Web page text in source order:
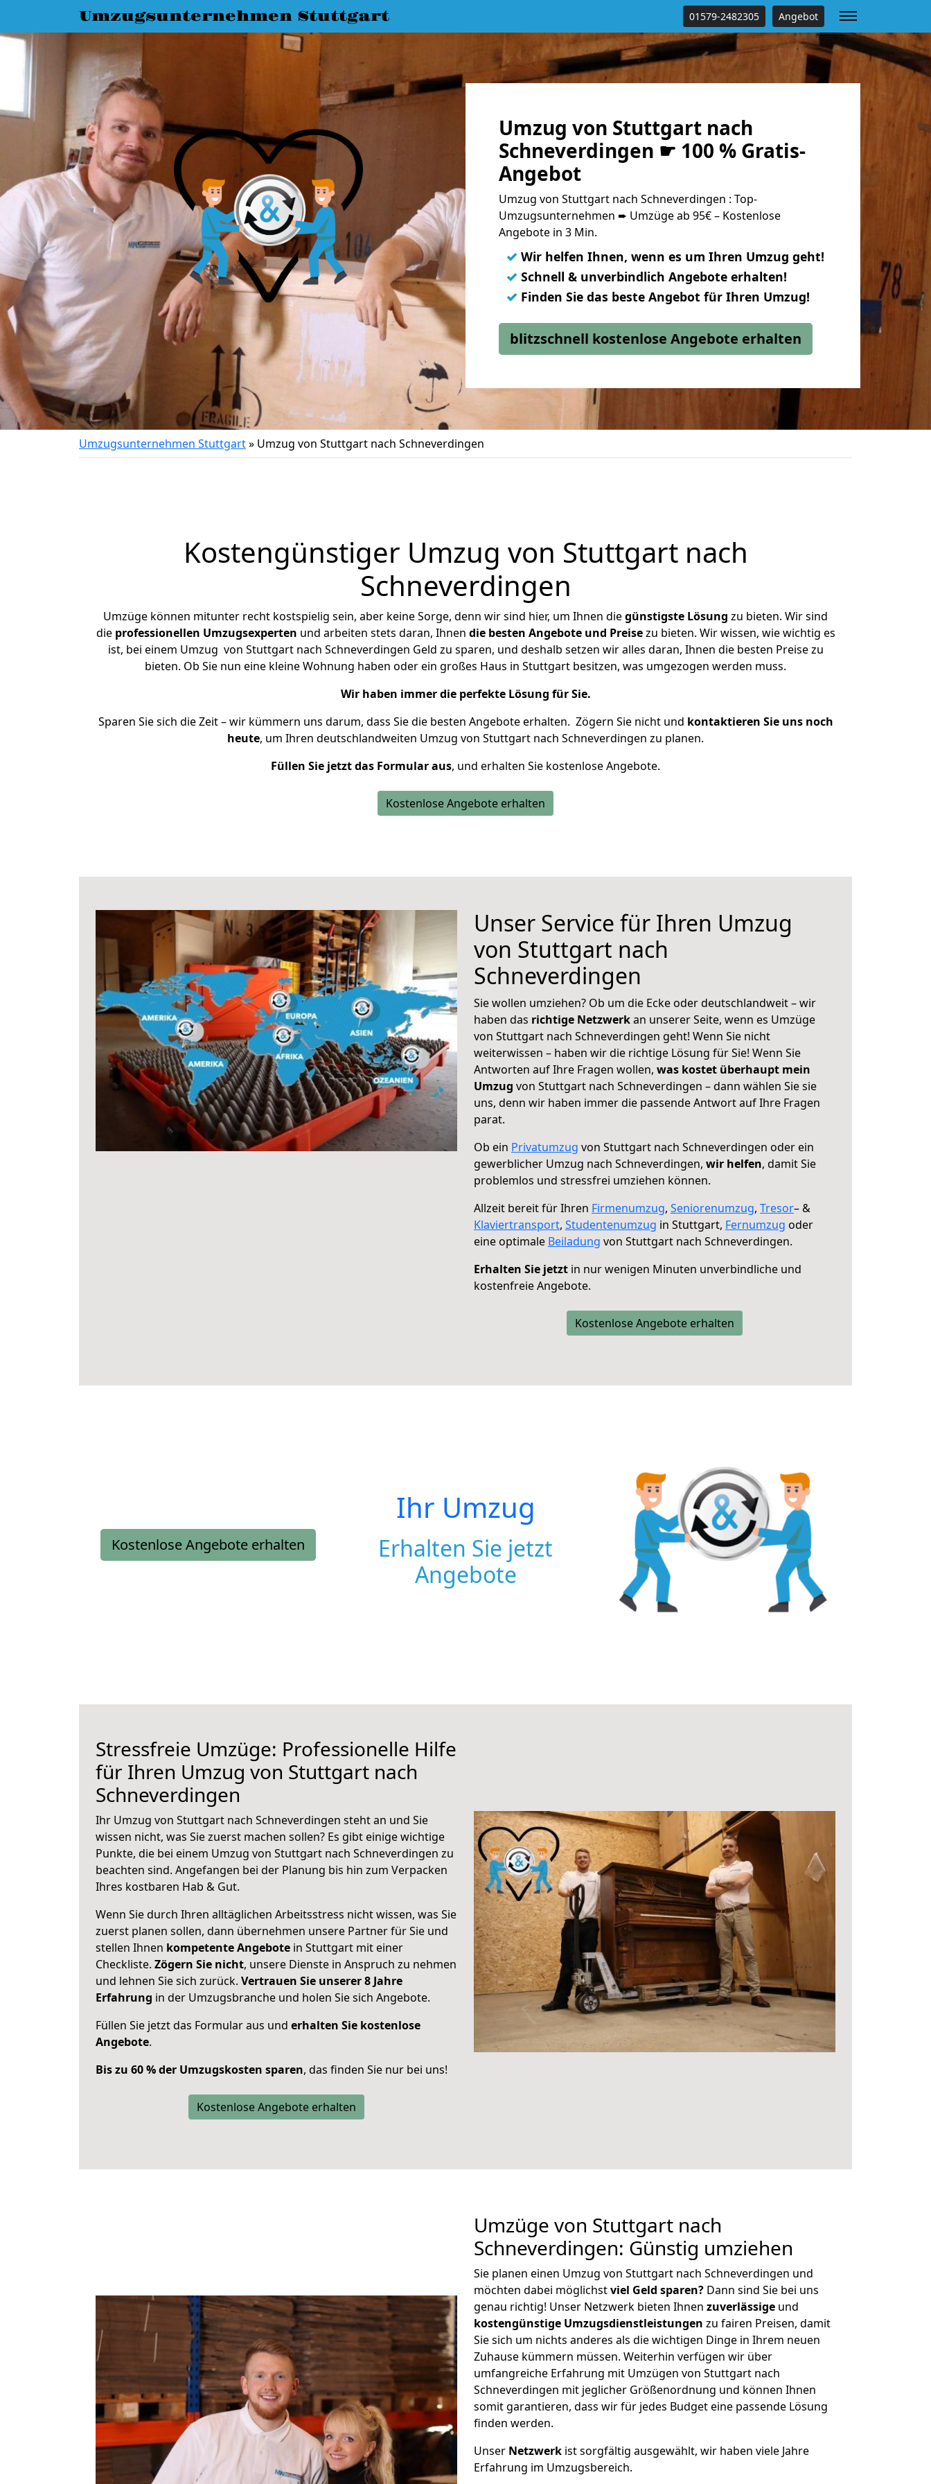
Umzugsunternehmen Stuttgart 01579-2482305 Angebot
Umzug von Stuttgart nach
Schneverdingen ☛ 100 % Gratis-
Angebot
Umzug von Stuttgart nach Schneverdingen : Top-
Umzugsunternehmen ➨ Umzüge ab 95€ – Kostenlose
Angebote in 3 Min.
✓ Wir helfen Ihnen, wenn es um Ihren Umzug geht!
✓ Schnell & unverbindlich Angebote erhalten!
✓ Finden Sie das beste Angebot für Ihren Umzug!
blitzschnell kostenlose Angebote erhalten
Umzugsunternehmen Stuttgart» Umzug von Stuttgart nach Schneverdingen
Kostengünstiger Umzug von Stuttgart nach
Schneverdingen
Umzüge können mitunter recht kostspielig sein, aber keine Sorge, denn wir sind hier, um Ihnen diegünstigste Lösung zu bieten. Wir sind
die professionellen Umzugsexperten und arbeiten stets daran, Ihnen die besten Angebote und Preisezu bieten. Wir wissen, wie wichtig es
ist, bei einem Umzug von Stuttgart nach Schneverdingen Geld zu sparen, und deshalb setzen wir alles daran, Ihnen die besten Preise zu
bieten. Ob Sie nun eine kleine Wohnung haben oder ein großes Haus in Stuttgart besitzen, was umgezogen werden muss.
Wir haben immer die perfekte Lösung für Sie.
Sparen Sie sich die Zeit – wir kümmern uns darum, dass Sie die besten Angebote erhalten. Zögern Sie nicht und kontaktieren Sie uns noch
heute, um Ihren deutschlandweiten Umzug von Stuttgart nach Schneverdingen zu planen.
Füllen Sie jetzt das Formular aus, und erhalten Sie kostenlose Angebote.
Kostenlose Angebote erhalten
Unser Service für Ihren Umzug
von Stuttgart nach
Schneverdingen
Sie wollen umziehen? Ob um die Ecke oder deutschlandweit – wir
haben das richtige Netzwerkan unserer Seite, wenn es Umzüge
von Stuttgart nach Schneverdingen geht! Wenn Sie nicht
weiterwissen – haben wir die richtige Lösung für Sie! Wenn Sie
Antworten auf Ihre Fragen wollen, was kostet überhaupt mein
Umzug von Stuttgart nach Schneverdingen – dann wählen Sie sie
uns, denn wir haben immer die passende Antwort auf Ihre Fragen
parat.
Ob ein Privatumzug von Stuttgart nach Schneverdingen oder ein
gewerblicher Umzug nach Schneverdingen, wir helfen, damit Sie
problemlos und stressfrei umziehen können.
Allzeit bereit für Ihren Firmenumzug, Seniorenumzug, Tresor– &
Klaviertransport, Studentenumzug in Stuttgart, Fernumzug oder
eine optimale Beiladung von Stuttgart nach Schneverdingen.
Erhalten Sie jetzt in nur wenigen Minuten unverbindliche und
kostenfreie Angebote.
Kostenlose Angebote erhalten
Kostenlose Angebote erhalten
Ihr Umzug
Erhalten Sie jetzt
Angebote
Stressfreie Umzüge: Professionelle Hilfe
für Ihren Umzug von Stuttgart nach
Schneverdingen
Ihr Umzug von Stuttgart nach Schneverdingen steht an und Sie
wissen nicht, was Sie zuerst machen sollen? Es gibt einige wichtige
Punkte, die bei einem Umzug von Stuttgart nach Schneverdingen zu
beachten sind. Angefangen bei der Planung bis hin zum Verpacken
Ihres kostbaren Hab & Gut.
Wenn Sie durch Ihren alltäglichen Arbeitsstress nicht wissen, was Sie
zuerst planen sollen, dann übernehmen unsere Partner für Sie und
stellen Ihnen kompetente Angebote in Stuttgart mit einer
Checkliste. Zögern Sie nicht, unsere Dienste in Anspruch zu nehmen
und lehnen Sie sich zurück. Vertrauen Sie unserer 8 Jahre
Erfahrung in der Umzugsbranche und holen Sie sich Angebote.
Füllen Sie jetzt das Formular aus und erhalten Sie kostenlose
Angebote.
Bis zu 60 % der Umzugskosten sparen, das finden Sie nur bei uns!
Kostenlose Angebote erhalten
Umzüge von Stuttgart nach
Schneverdingen: Günstig umziehen
Sie planen einen Umzug von Stuttgart nach Schneverdingen und
möchten dabei möglichstviel Geld sparen? Dann sind Sie bei uns
genau richtig! Unser Netzwerk bieten Ihnen zuverlässige und
kostengünstige Umzugsdienstleistungen zu fairen Preisen, damit
Sie sich um nichts anderes als die wichtigen Dinge in Ihrem neuen
Zuhause kümmern müssen. Weiterhin verfügen wir über
umfangreiche Erfahrung mit Umzügen von Stuttgart nach
Schneverdingen mit jeglicher Größenordnung und können Ihnen
somit garantieren, dass wir für jedes Budget eine passende Lösung
finden werden.
Unser Netzwerk ist sorgfältig ausgewählt, wir haben viele Jahre
Erfahrung im Umzugsbereich.